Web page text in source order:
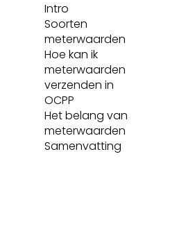
Intro
Soorten
meterwaarden
Hoe kan ik
meterwaarden
verzenden in
OCPP
Het belang van
meterwaarden
Samenvatting